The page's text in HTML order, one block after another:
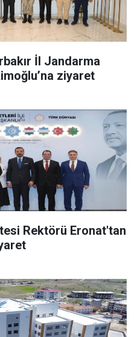
İl Jandarma
ziyaret
Rektörü Eronat'tan